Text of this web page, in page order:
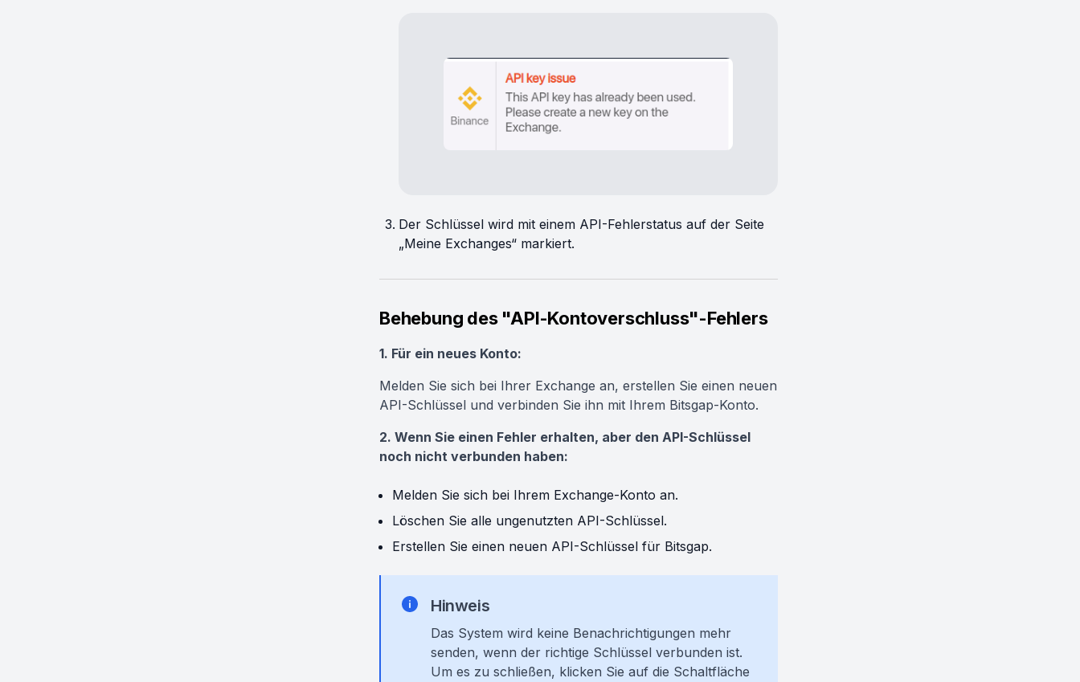
Der Schlüssel wird mit einem API-Fehlerstatus auf der Seite
„Meine Exchanges“ markiert.
Behebung des "API-Kontoverschluss"-Fehlers
1. Für ein neues Konto:
Melden Sie sich bei Ihrer Exchange an, erstellen Sie einen neuen
API-Schlüssel und verbinden Sie ihn mit Ihrem Bitsgap-Konto.
2. Wenn Sie einen Fehler erhalten, aber den API-Schlüssel
noch nicht verbunden haben:
Melden Sie sich bei Ihrem Exchange-Konto an.
Löschen Sie alle ungenutzten API-Schlüssel.
Erstellen Sie einen neuen API-Schlüssel für Bitsgap.
Hinweis
Das System wird keine Benachrichtigungen mehr
senden, wenn der richtige Schlüssel verbunden ist.
Um es zu schließen, klicken Sie auf die Schaltfläche